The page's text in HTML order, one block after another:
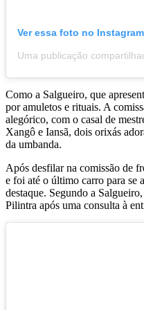
Ver essa foto no Instagram
Como a Salgueiro, que
por amuletos e rituais. A
alegórico, com o casal de
Xangô e Iansã, dois orixás
da umbanda.
Após desfilar na comissão de
e foi até o último carro para se
destaque. Segundo a
Pilintra após uma consulta à